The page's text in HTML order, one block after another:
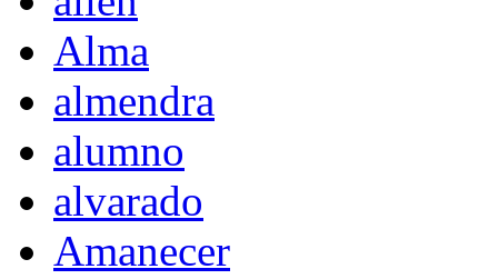
Alma
almendra
alumno
alvarado
Amanecer